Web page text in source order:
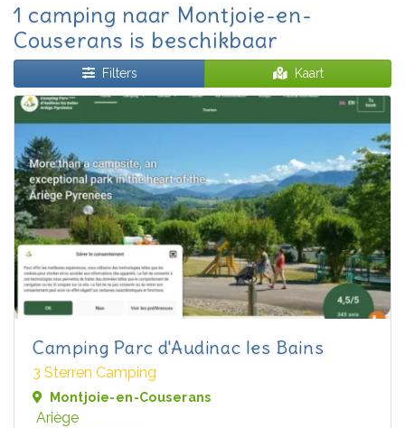
1 camping naar Montjoie-en-
Couserans is beschikbaar
Filters Kaart
Camping Parc d'Audinac les Bains
3 Sterren Camping
Montjoie-en-Couserans
Ariège